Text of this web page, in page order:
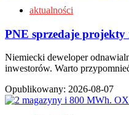
aktualności
PNE sprzedaje projekty
Niemiecki deweloper
inwestorów. Warto
Opublikowany: 2026-08-07